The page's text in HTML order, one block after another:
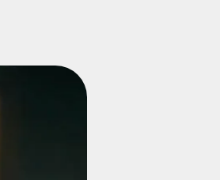
especialízate sin dejar de
profesionales y